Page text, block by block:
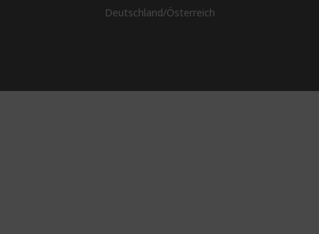
Deutschland/Österreich